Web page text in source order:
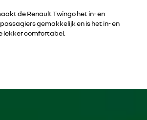
de Renault Twingo het in- en
gemakkelijk en is het in- en
lekker comfortabel.